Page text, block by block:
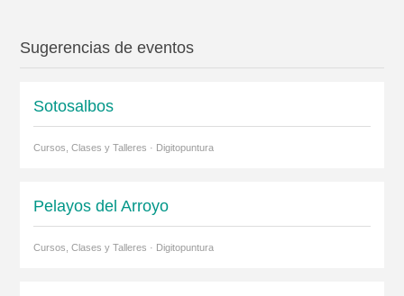
Sugerencias de eventos
Sotosalbos
Cursos, Clases y Talleres · Digitopuntura
Pelayos del Arroyo
Cursos, Clases y Talleres · Digitopuntura